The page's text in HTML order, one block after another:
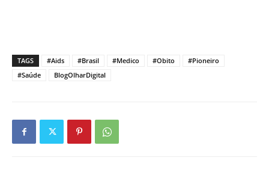
TAGS #Aids #Brasil #Medico #Obito
#Pioneiro
#Saúde
BlogOlharDigital